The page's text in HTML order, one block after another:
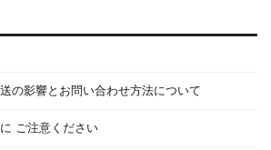
の影響とお問い合わせ方法について
ご注意ください